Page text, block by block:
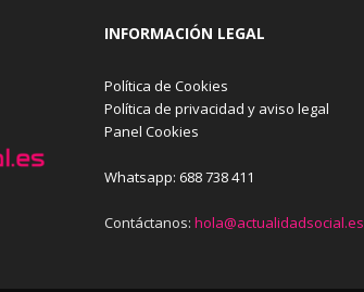
INFORMACIÓN LEGAL
Política de Cookies
Política de privacidad y aviso legal
Panel Cookies
Whatsapp: 688 738 411
Contáctanos: hola@actualidadsocial.es